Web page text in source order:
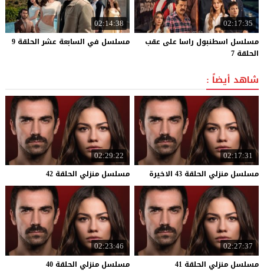
02:17:35
مسلسل اسطنبول راسا على عقب
الحلقة 7
02:14:38
مسلسل في السابعة عشر الحلقة 9
شاهد أيضاً :
02:17:31
مسلسل منزلي الحلقة 43 الاخيرة
02:29:22
مسلسل منزلي الحلقة 42
02:27:37
مسلسل منزلي الحلقة 41
02:23:46
مسلسل منزلي الحلقة 40